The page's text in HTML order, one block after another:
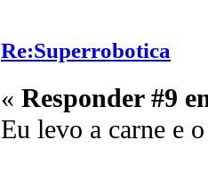
Re:Superrobotica
« Responder #9
Eu levo a carne e